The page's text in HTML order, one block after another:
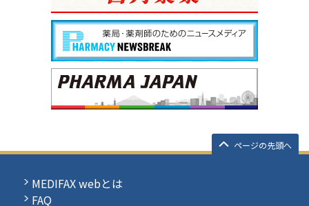
ページの先頭へ
MEDIFAX webとは
FAQ